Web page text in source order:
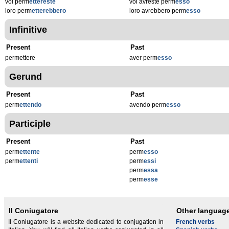
voi permettereste
loro permetterebbero
voi avreste permesso
loro avrebbero permesso
Infinitive
Present
permettere
Past
aver permesso
Gerund
Present
permettendo
Past
avendo permesso
Participle
Present
permettente
permettenti
Past
permesso
permessi
permessa
permesse
Il Coniugatore
Il Coniugatore is a website dedicated to conjugation in
Other
French verbs